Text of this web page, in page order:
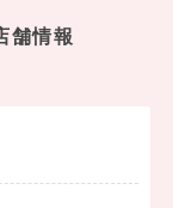
舗情報